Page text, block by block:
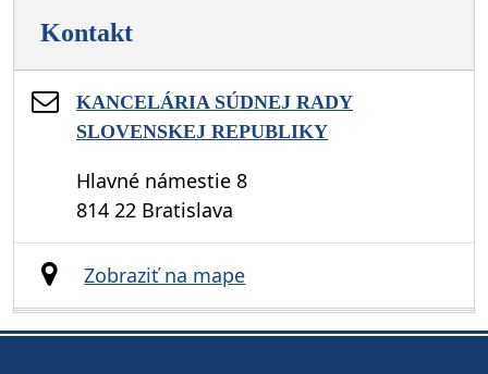
Kontakt
KANCELÁRIA SÚDNEJ RADY
SLOVENSKEJ REPUBLIKY
Hlavné námestie 8
814 22 Bratislava
Zobraziť na mape